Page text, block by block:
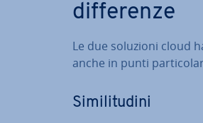
dif­fe­ren­ze
Le due soluzioni cloud
anche in punti
Si­mi­li­tu­di­ni